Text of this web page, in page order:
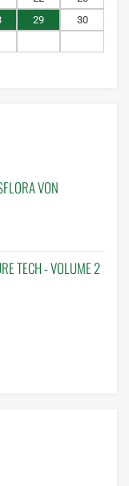
29
30
VON
TECH - VOLUME 2